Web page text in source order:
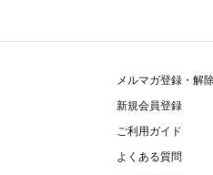
メルマガ登録・解
新規会員登録
ご利用ガイド
よくある質問